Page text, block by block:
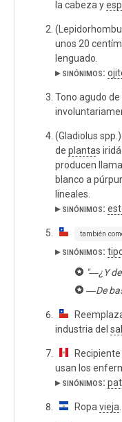
la cabeza y
unos 20
lenguado.
▸ sinónimos:
Tono agudo
(Gladiolus
de plantas
producen
blanco a
lineales.
▸ sinónimos:
también
▸ sinónimos:
"―¿Y
―De
industria del
Recipiente
usan los
▸ sinónimos:
Ropavieja.